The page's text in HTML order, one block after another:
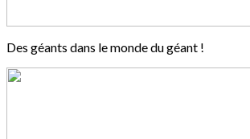
Des géants dans le monde du géant !